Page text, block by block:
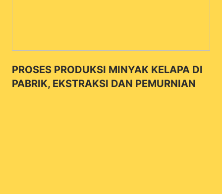
PROSES PRODUKSI MINYAK KELAPA DI
PABRIK, EKSTRAKSI DAN PEMURNIAN